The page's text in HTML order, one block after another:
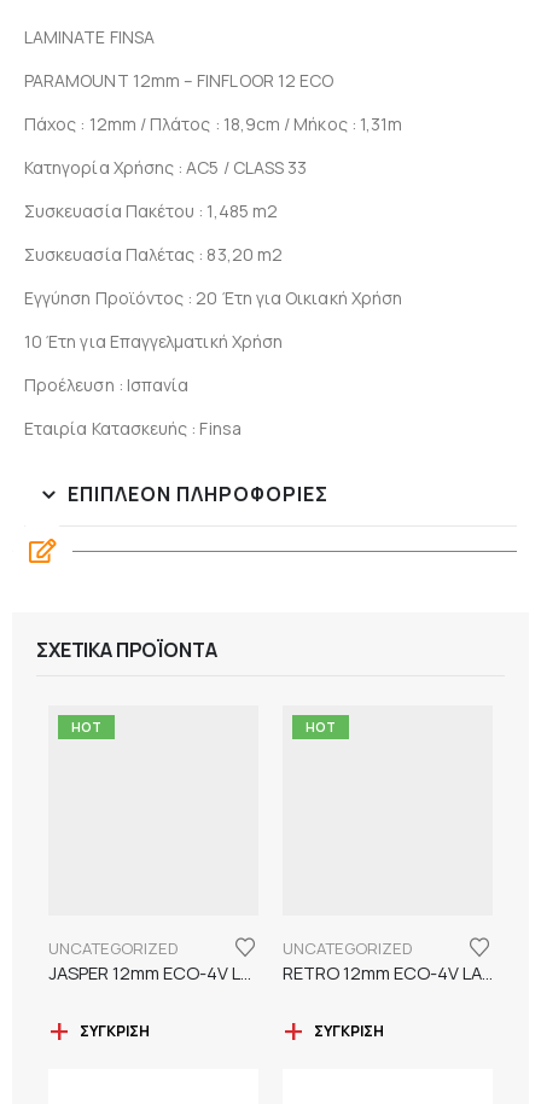
LAMINATE FINSA
PARAMOUNT 12mm – FINFLOOR 12 ECO
Πάχος : 12mm / Πλάτος : 18,9cm / Μήκος : 1,31m
Κατηγορία Χρήσης : AC5 / CLASS 33
Συσκευασία Πακέτου : 1,485 m2
Συσκευασία Παλέτας : 83,20 m2
Εγγύηση Προϊόντος : 20 Έτη για Οικιακή Χρήση
10 Έτη για Επαγγελματική Χρήση
Προέλευση : Ισπανία
Εταιρία Κατασκευής : Finsa
ΕΠΙΠΛΈΟΝ ΠΛΗΡΟΦΟΡΊΕΣ
ΣΧΕΤΙΚΆ ΠΡΟΪΌΝΤΑ
HOT
UNCATEGORIZED
JASPER 12mm ECO-4V LAMINATE
ΣΎΓΚΡΙΣΗ
HOT
UNCATEGORIZED
RETRO 12mm ECO-4V LAMINATE
ΣΎΓΚΡΙΣΗ